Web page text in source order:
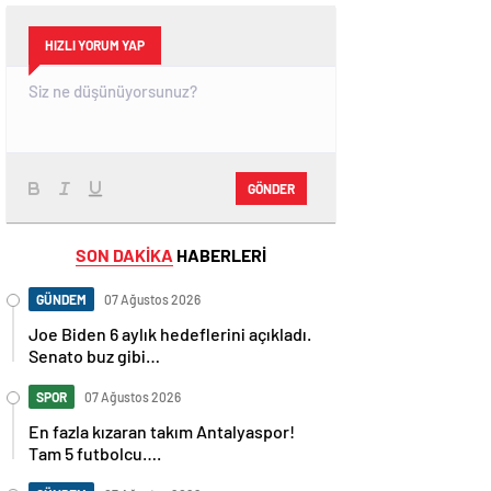
HIZLI YORUM YAP
GÖNDER
SON DAKİKA HABERLERİ
GÜNDEM 07 Ağustos 2026
Joe Biden 6 aylık hedeflerini açıkladı.
Senato buz gibi…
SPOR 07 Ağustos 2026
En fazla kızaran takım Antalyaspor!
Tam 5 futbolcu….